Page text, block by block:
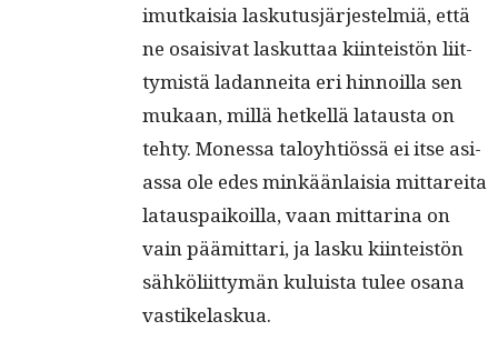
imutkaisia lasku­tusjär­jestelmiä, että
ne osaisi­vat laskut­taa kiin­teistön liit­
tymistä ladan­nei­ta eri hin­noil­la sen
mukaan, mil­lä het­kel­lä lataus­ta on
tehty. Mon­es­sa taloy­htiössä ei itse asi­
as­sa ole edes minkään­laisia mittare­i­ta
latau­s­paikoil­la, vaan mit­ta­ri­na on
vain päämit­tari, ja lasku kiin­teistön
sähköli­it­tymän kuluista tulee osana
vastikelaskua.